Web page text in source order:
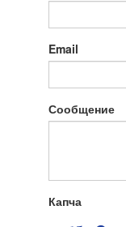
Email
Сообщение
Капча